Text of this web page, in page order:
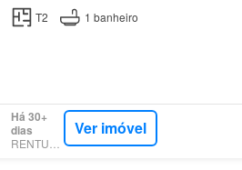
T2
1 banheiro
Há 30+
dias
Ver imóvel